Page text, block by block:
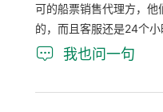
可的船票销售代理方，
的，而且客服还是24个
 我也问一句